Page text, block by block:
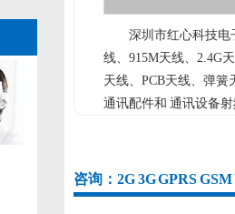
深圳市红心科技电
线、915M天线、2.4G
天线、PCB天线、弹
通讯配件和 通讯设备
咨询：2G 3G GPRS